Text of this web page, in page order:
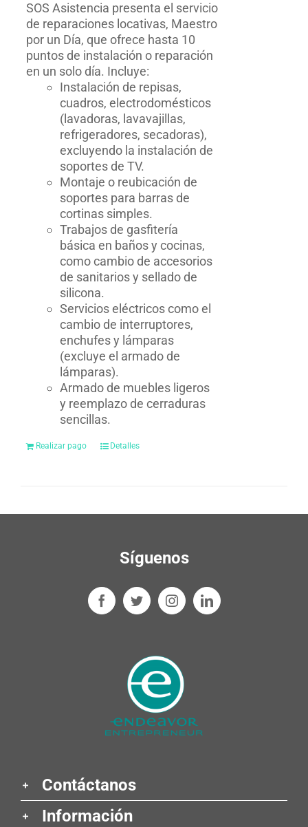
SOS Asistencia presenta el servicio
de reparaciones locativas, Maestro
por un Día, que ofrece hasta 10
puntos de instalación o reparación
en un solo día. Incluye:
Instalación de repisas,
cuadros, electrodomésticos
(lavadoras, lavavajillas,
refrigeradores, secadoras),
excluyendo la instalación de
soportes de TV.
Montaje o reubicación de
soportes para barras de
cortinas simples.
Trabajos de gasfitería
básica en baños y cocinas,
como cambio de accesorios
de sanitarios y sellado de
silicona.
Servicios eléctricos como el
cambio de interruptores,
enchufes y lámparas
(excluye el armado de
lámparas).
Armado de muebles ligeros
y reemplazo de cerraduras
sencillas.
Realizar pago Detalles
Síguenos
Contáctanos
Información